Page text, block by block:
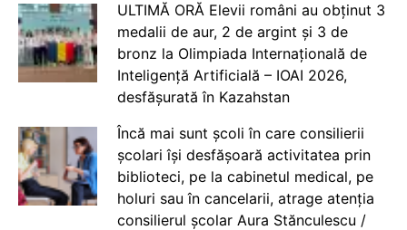
ULTIMĂ ORĂ Elevii români au obținut 3
medalii de aur, 2 de argint și 3 de
bronz la Olimpiada Internațională de
Inteligență Artificială – IOAI 2026,
desfășurată în Kazahstan
Încă mai sunt școli în care consilierii
școlari își desfășoară activitatea prin
biblioteci, pe la cabinetul medical, pe
holuri sau în cancelarii, atrage atenția
consilierul școlar Aura Stănculescu /